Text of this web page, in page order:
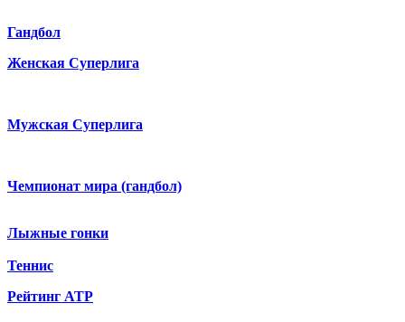
Гандбол
Женская Суперлига
Мужская Суперлига
Чемпионат мира (гандбол)
Лыжные гонки
Теннис
Рейтинг ATP